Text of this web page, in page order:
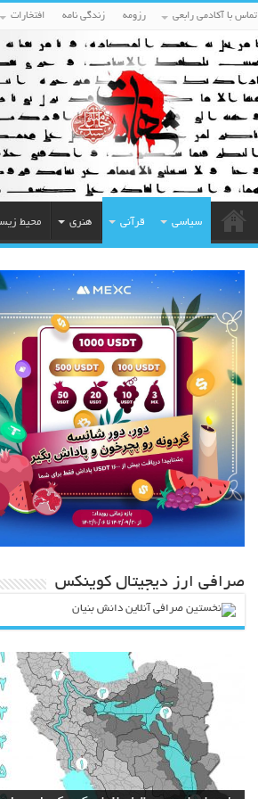
تماس با آکادمی رابعی رزومه زندگی نامه افتخارات
سیاسی قرآنی هنری محیط
صرافی ارز دیجیتال کوینکس